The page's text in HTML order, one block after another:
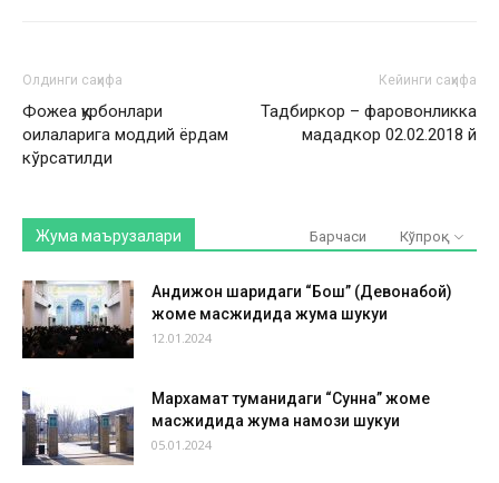
Олдинги саҳифа
Фожеа қурбонлари
оилаларига моддий ёрдам
кўрсатилди
Кейинги саҳифа
Тадбиркор – фаровонликка
мададкор 02.02.2018 й
Жума маърузалари Барчаси Кўпроқ
Андижон шаҳридаги “Бош” (Девонабой)
жоме масжидида жума шукуҳи
12.01.2024
Мархамат туманидаги “Сунна” жоме
масжидида жума намози шукуҳи
05.01.2024